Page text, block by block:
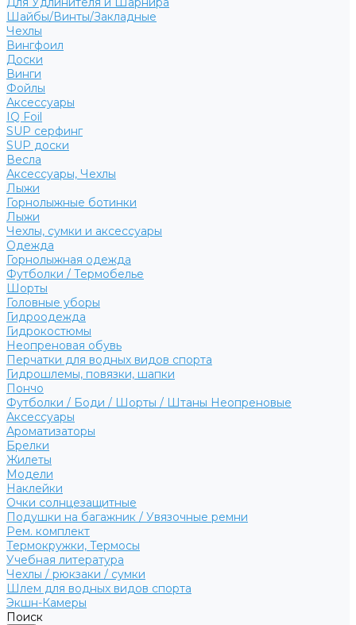
Шайбы/Винты/Закладные
Чехлы
Вингфоил
Доски
Винги
Фойлы
Аксессуары
IQ Foil
SUP серфинг
SUP доски
Весла
Аксессуары, Чехлы
Лыжи
Горнолыжные ботинки
Лыжи
Чехлы, сумки и аксессуары
Одежда
Горнолыжная одежда
Футболки / Термобелье
Шорты
Головные уборы
Гидроодежда
Гидрокостюмы
Неопреновая обувь
Перчатки для водных видов спорта
Гидрошлемы, повязки, шапки
Пончо
Футболки / Боди / Шорты / Штаны Неопреновые
Аксессуары
Ароматизаторы
Брелки
Жилеты
Модели
Наклейки
Очки солнцезащитные
Подушки на багажник / Увязочные ремни
Рем. комплект
Термокружки, Термосы
Учебная литература
Чехлы / рюкзаки / сумки
Шлем для водных видов спорта
Экшн-Камеры
Поиск